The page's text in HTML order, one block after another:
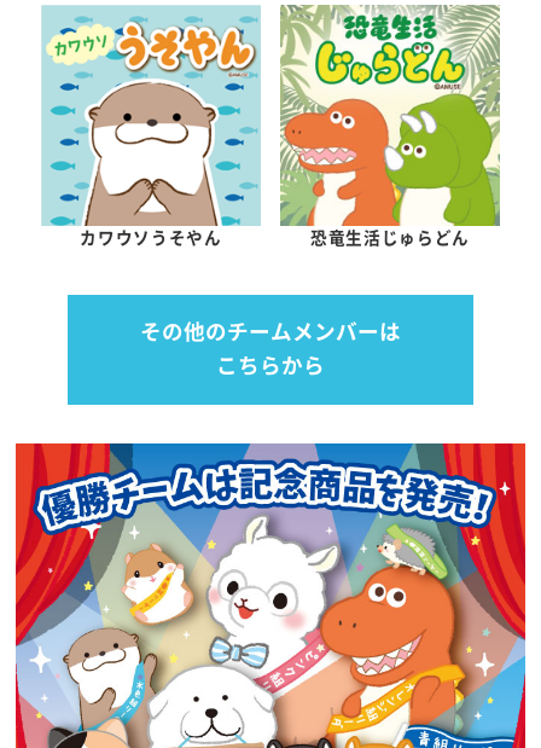
カワウソうそやん 恐竜生活じゅらどん
その他のチームメンバーは
こちらから